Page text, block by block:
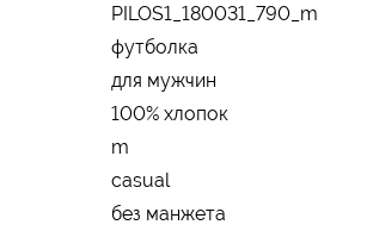
PILOS1_180031_790_m
футболка
для мужчин
100% хлопок
m
casual
без манжета